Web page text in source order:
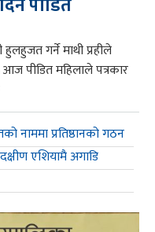
गर्ने माथी प्रहीले
पीडित महिलाले पत्रकार
नाममा प्रतिष्ठानको गठन
एशियामै अगाडि